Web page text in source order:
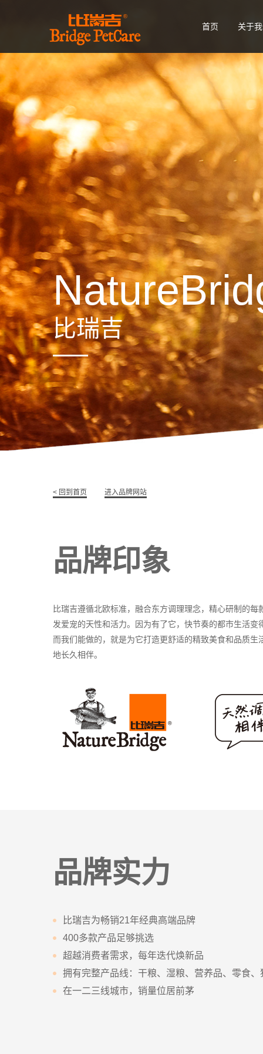
首页 关于
比瑞吉
< 回到首页 进入品牌网站
品牌印象
比瑞吉遵循北欧标准，融合东方调理理念，精心研制的每
发爱宠的天性和活力。因为有了它，快节奏的都市生活变
而我们能做的，就是为它打造更舒适的精致美食和品质生
地长久相伴。
品牌实力
比瑞吉为畅销21年经典高端品牌
400多款产品足够挑选
超越消费者需求，每年迭代焕新品
拥有完整产品线：干粮、湿粮、营养品、零食、
在一二三线城市，销量位居前茅